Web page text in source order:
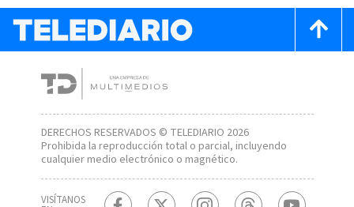
DERECHOS RESERVADOS © TELEDIARIO 2026
Prohibida la reproducción total o parcial, incluyendo
cualquier medio electrónico o magnético.
VISÍTANOS